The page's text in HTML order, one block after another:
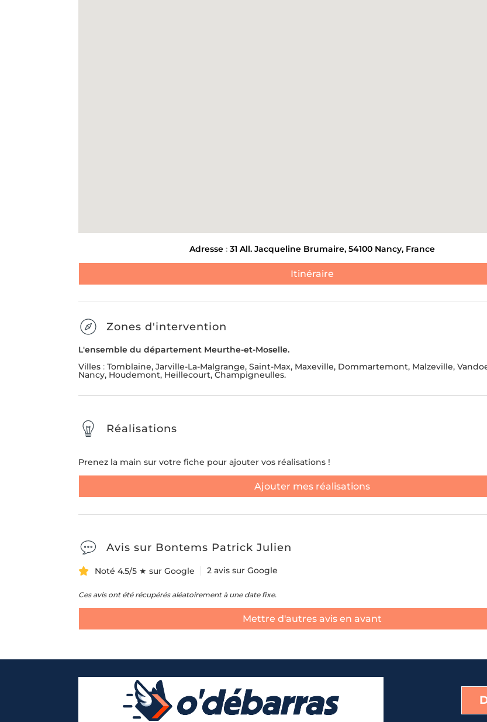
Adresse: 31 All. Jacqueline Brumaire, 54100 Nancy, France
Itinéraire
Zones d'intervention
L'ensemble du département Meurthe-et-Moselle.
Villes :Tomblaine, Jarville-La-Malgrange, Saint-Max, Maxeville, Dommartemont, Malzeville,
Nancy, Houdemont, Heillecourt, Champigneulles.
Réalisations
Prenez la main sur votre fiche pour ajouter vos réalisations !
Ajouter mes réalisations
Avis sur Bontems Patrick Julien
Noté 4.5/5 ★ sur Google 2 avis sur Google
Ces avis ont été récupérés aléatoirement à une date fixe.
Mettre d'autres avis en avant
Type de débarras-Étape1sur 7
DÉBARRAS DE MAISONS ET APPARTEMENTS
LIVRAISON ET INSTALLATION DE NOUVEAUX
Message*
Envoyer la demande